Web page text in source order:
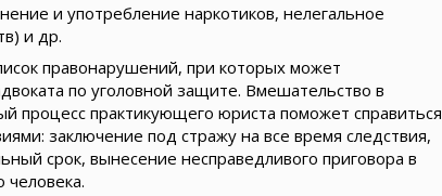
и употребление наркотиков, нелегальное
и др.
правонарушений, при которых может
по уголовной защите. Вмешательство в
процесс практикующего юриста поможет справиться
заключение под стражу на все время следствия,
срок, вынесение несправедливого приговора в